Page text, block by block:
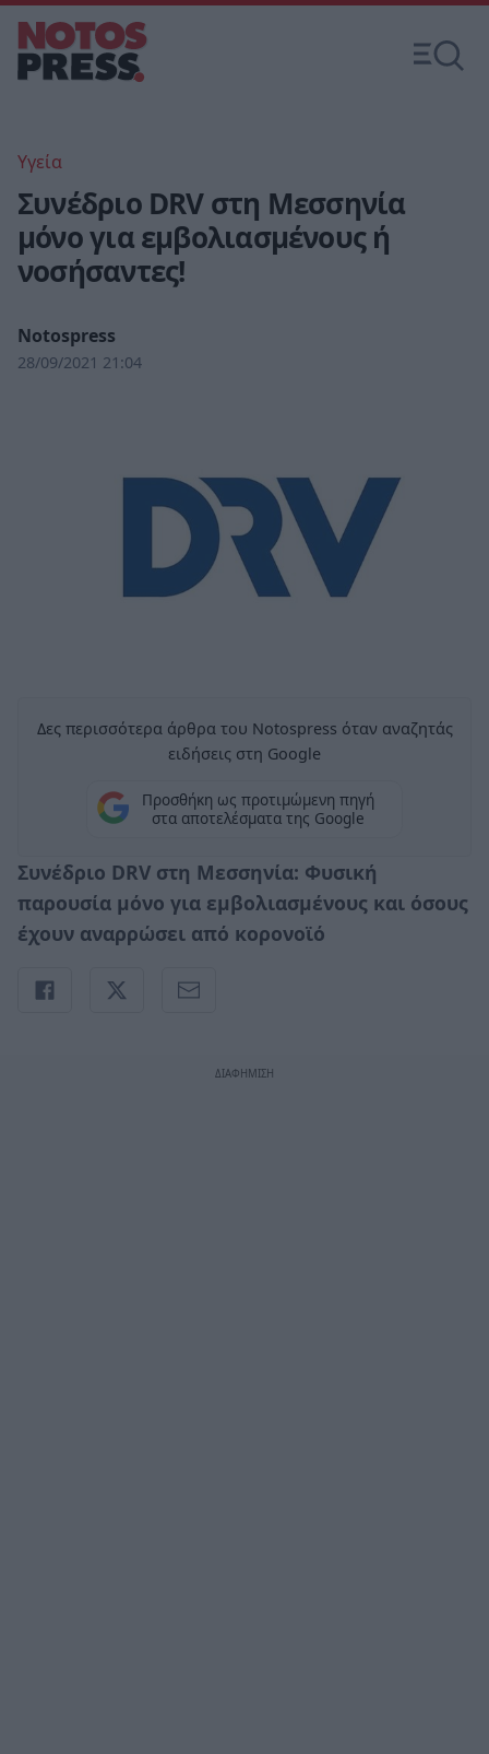
Υγεία
Συνέδριο DRV στη Μεσσηνία
μόνο για εμβολιασμένους ή
νοσήσαντες!
Notospress
28/09/2021 21:04
Δες περισσότερα άρθρα του Notospress όταν αναζητάς
ειδήσεις στη Google
Προσθήκη ως προτιμώμενη πηγή
στα αποτελέσματα της Google
Συνέδριο DRV στη Μεσσηνία: Φυσική
παρουσία μόνο για εμβολιασμένους και όσους
έχουν αναρρώσει από κορονοϊό